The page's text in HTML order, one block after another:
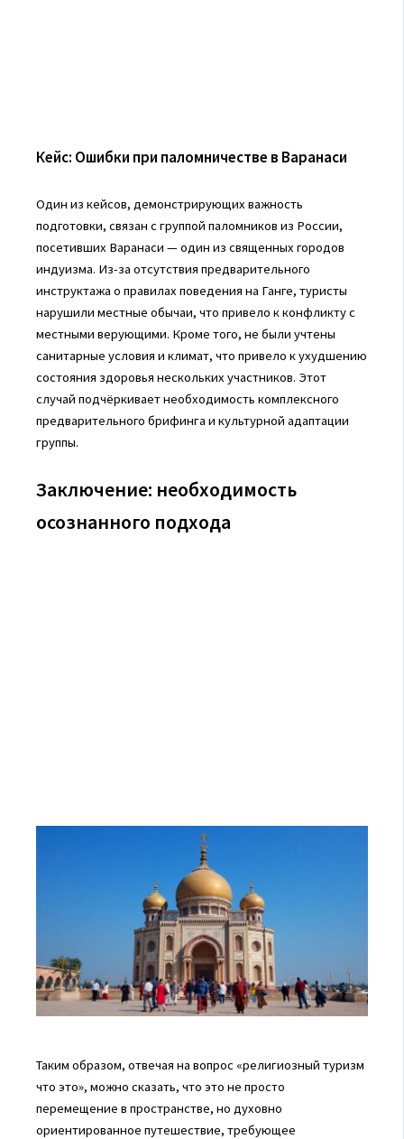
Кейс: Ошибки при паломничестве в Варанаси
Один из кейсов, демонстрирующих важность
подготовки, связан с группой паломников из России,
посетивших Варанаси — один из священных городов
индуизма. Из-за отсутствия предварительного
инструктажа о правилах поведения на Ганге, туристы
нарушили местные обычаи, что привело к конфликту с
местными верующими. Кроме того, не были учтены
санитарные условия и климат, что привело к ухудшению
состояния здоровья нескольких участников. Этот
случай подчёркивает необходимость комплексного
предварительного брифинга и культурной адаптации
группы.
Заключение: необходимость
осознанного подхода
Таким образом, отвечая на вопрос «религиозный туризм
что это», можно сказать, что это не просто
перемещение в пространстве, но духовно
ориентированное путешествие, требующее